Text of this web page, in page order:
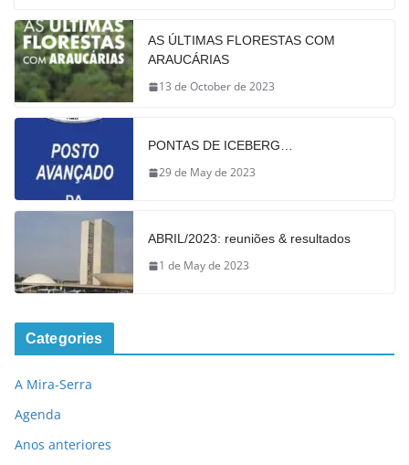
AS ÚLTIMAS FLORESTAS COM
ARAUCÁRIAS
13 de October de 2023
PONTAS DE ICEBERG…
29 de May de 2023
ABRIL/2023: reuniões & resultados
1 de May de 2023
Categories
A Mira-Serra
Agenda
Anos anteriores